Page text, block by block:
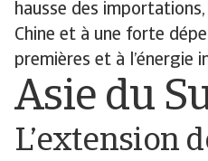
hausse des
Chine et à une forte
premières et à l’énergie
Asie du
L’extension